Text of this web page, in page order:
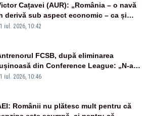
Cațavei (AUR): „România – o navă
derivă sub aspect economic – ca și
al guvernărilor din ultimii 36 de
iul. 2026, 10:42
FCSB, după eliminarea
din Conference League: „N-ai
să nu scoți în evidență și lucrurile
iul. 2026, 10:46
Românii nu plătesc mult pentru că